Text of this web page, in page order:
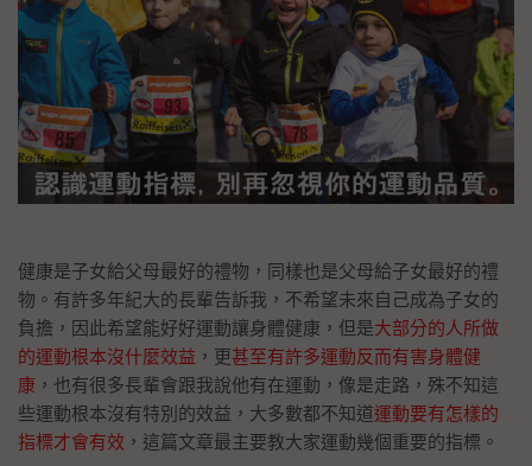
健康是子女給父母最好的禮物，同樣也是父母給子女最好的禮
物。有許多年紀大的長輩告訴我，不希望未來自己成為子女的
負擔，因此希望能好好運動讓身體健康，但是大部分的人所做
的運動根本沒什麼效益 ，更甚至有許多運動反而有害身體健
康 ，也有很多長輩會跟我說他有在運動，像是走路，殊不知這
些運動根本沒有特別的效益，大多數都不知道運動要有怎樣的
指標才會有效 ，這篇文章最主要教大家運動幾個重要的指標。